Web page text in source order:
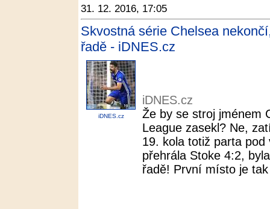
31. 12. 2016, 17:05
Skvostná série Chelsea
řadě - iDNES.cz
iDNES.cz
iDNES.cz
Že by se stroj jménem
League zasekl? Ne,
19. kola totiž parta
přehrála Stoke 4:2,
řadě! První místo je